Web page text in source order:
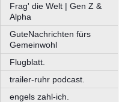
Frag' die Welt | Gen Z &
Alpha
GuteNachrichten fürs
Gemeinwohl
Flugblatt.
trailer-ruhr podcast.
engels zahl-ich.